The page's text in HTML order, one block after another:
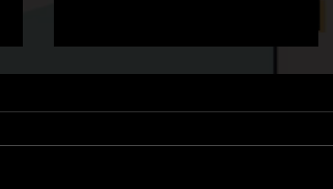
事業所仮移転のお知らせ
平素は格別のご高配を賜り厚く御